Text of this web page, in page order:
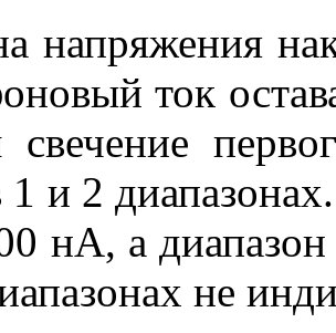
напряжения
ток
свечение
и 2
нА, а
не